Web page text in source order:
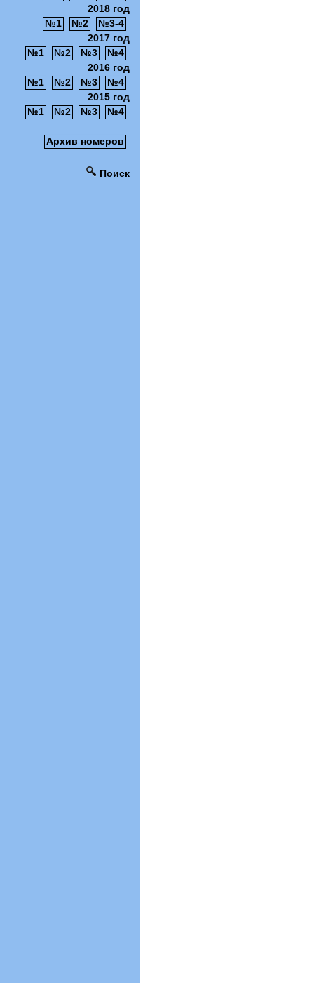
2018 год
№1
№2
№3-4
2017 год
№1
№2 №3
№4
2016 год
№1
№2 №3
№4
2015 год
№1
№2 №3 №4
Архив номеров
Поиск